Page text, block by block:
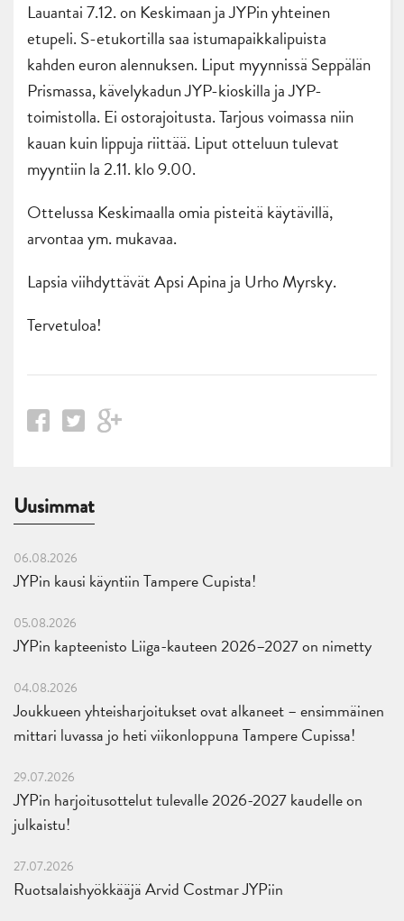
Lauantai 7.12. on Keskimaan ja JYPin yhteinen
etupeli. S-etukortilla saa istumapaikkalipuista
kahden euron alennuksen. Liput myynnissä Seppälän
Prismassa, kävelykadun JYP-kioskilla ja JYP-
toimistolla. Ei ostorajoitusta. Tarjous voimassa niin
kauan kuin lippuja riittää. Liput otteluun tulevat
myyntiin la 2.11. klo 9.00.
Ottelussa Keskimaalla omia pisteitä käytävillä,
arvontaa ym. mukavaa.
Lapsia viihdyttävät Apsi Apina ja Urho Myrsky.
Tervetuloa!
Uusimmat
06.08.2026
JYPin kausi käyntiin Tampere Cupista!
05.08.2026
JYPin kapteenisto Liiga-kauteen 2026–2027 on nimetty
04.08.2026
Joukkueen yhteisharjoitukset ovat alkaneet – ensimmäinen
mittari luvassa jo heti viikonloppuna Tampere Cupissa!
29.07.2026
JYPin harjoitusottelut tulevalle 2026-2027 kaudelle on
julkaistu!
27.07.2026
Ruotsalaishyökkääjä Arvid Costmar JYPiin